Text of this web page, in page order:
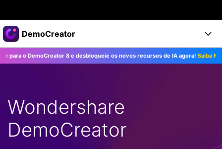
Produtos em destaque
Criatividade digital com IA generativa
Utilitários
Negócios
Sala de imprensa
Loja
DemoCreator
Produtos
Recursos
Todos os recursos >
Recursos de IA
Dicas de IA
Soluções
DemoCreator para
Central de Ajuda
o DemoCreator 8 e desbloqueie os novos recursos de IA agora! Saiba Mais>>
Wondershare
DemoCreator